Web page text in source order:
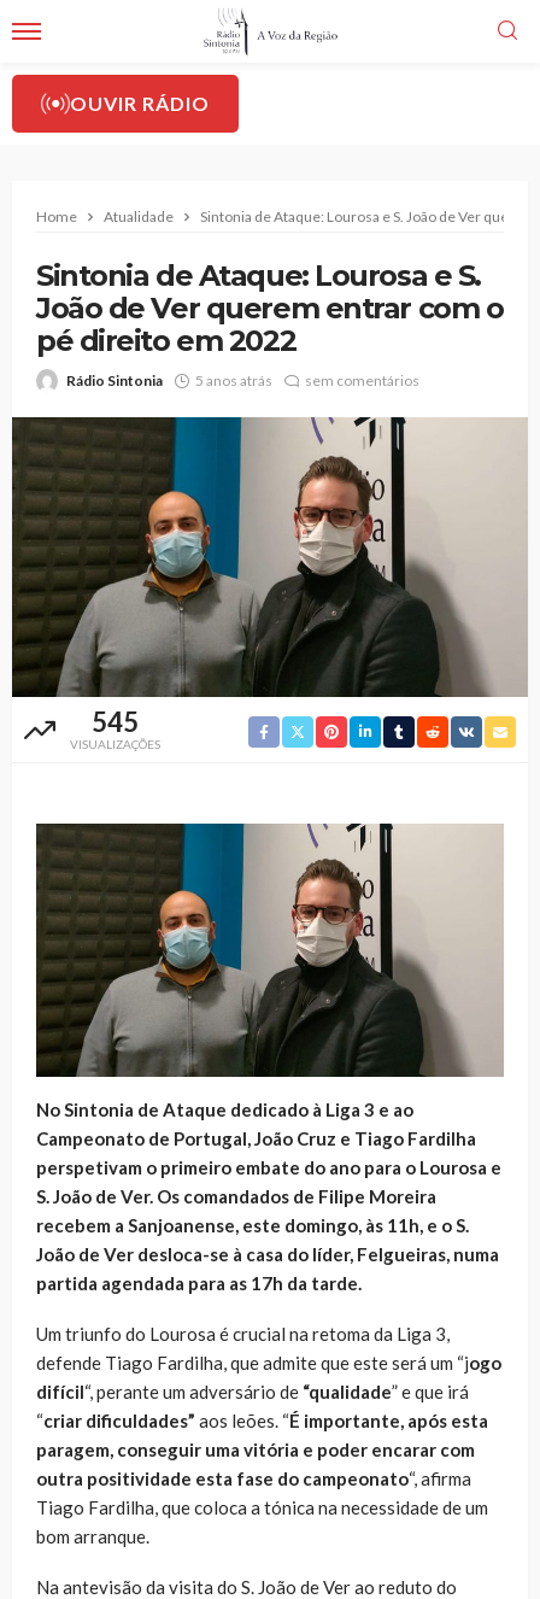
OUVIR RÁDIO
Home Atualidade Sintonia de Ataque: Lourosa e S. João de Ver
Sintonia de Ataque: Lourosa e S.
João de Ver querem entrar com o
pé direito em 2022
Rádio Sintonia 5 anos atrás sem comentários
545
VISUALIZAÇÕES
No Sintonia de Ataque dedicado à Liga 3 e ao
Campeonato de Portugal, João Cruz e Tiago Fardilha
perspetivam o primeiro embate do ano para o Lourosa e
S. João de Ver. Os comandados de Filipe Moreira
recebem a Sanjoanense, este domingo, às 11h, e o S.
João de Ver desloca-se à casa do líder, Felgueiras, numa
partida agendada para as 17h da tarde.
Um triunfo do Lourosa é crucial na retoma da Liga 3,
defende Tiago Fardilha, que admite que este será um “jogo
difícil“, perante um adversário de “qualidade” e que irá
“criar dificuldades” aos leões. “É importante, após esta
paragem, conseguir uma vitória e poder encarar com
outra positividade esta fase do campeonato“, afirma
Tiago Fardilha, que coloca a tónica na necessidade de um
bom arranque.
Na antevisão da visita do S. João de Ver ao reduto do